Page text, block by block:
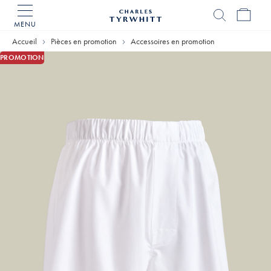
MENU
Tyrwhitt
Accueil Pièces en promotion Accessoires en promotion
PROMOTION